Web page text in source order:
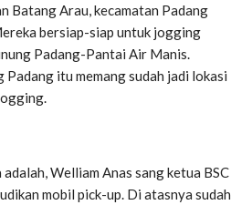
Batang Arau, kecamatan Padang
bersiap-siap untuk jogging
Padang-Pantai Air Manis.
Padang itu memang sudah jadi lokasi
Welliam Anas sang ketua BSC
mobil pick-up. Di atasnya sudah